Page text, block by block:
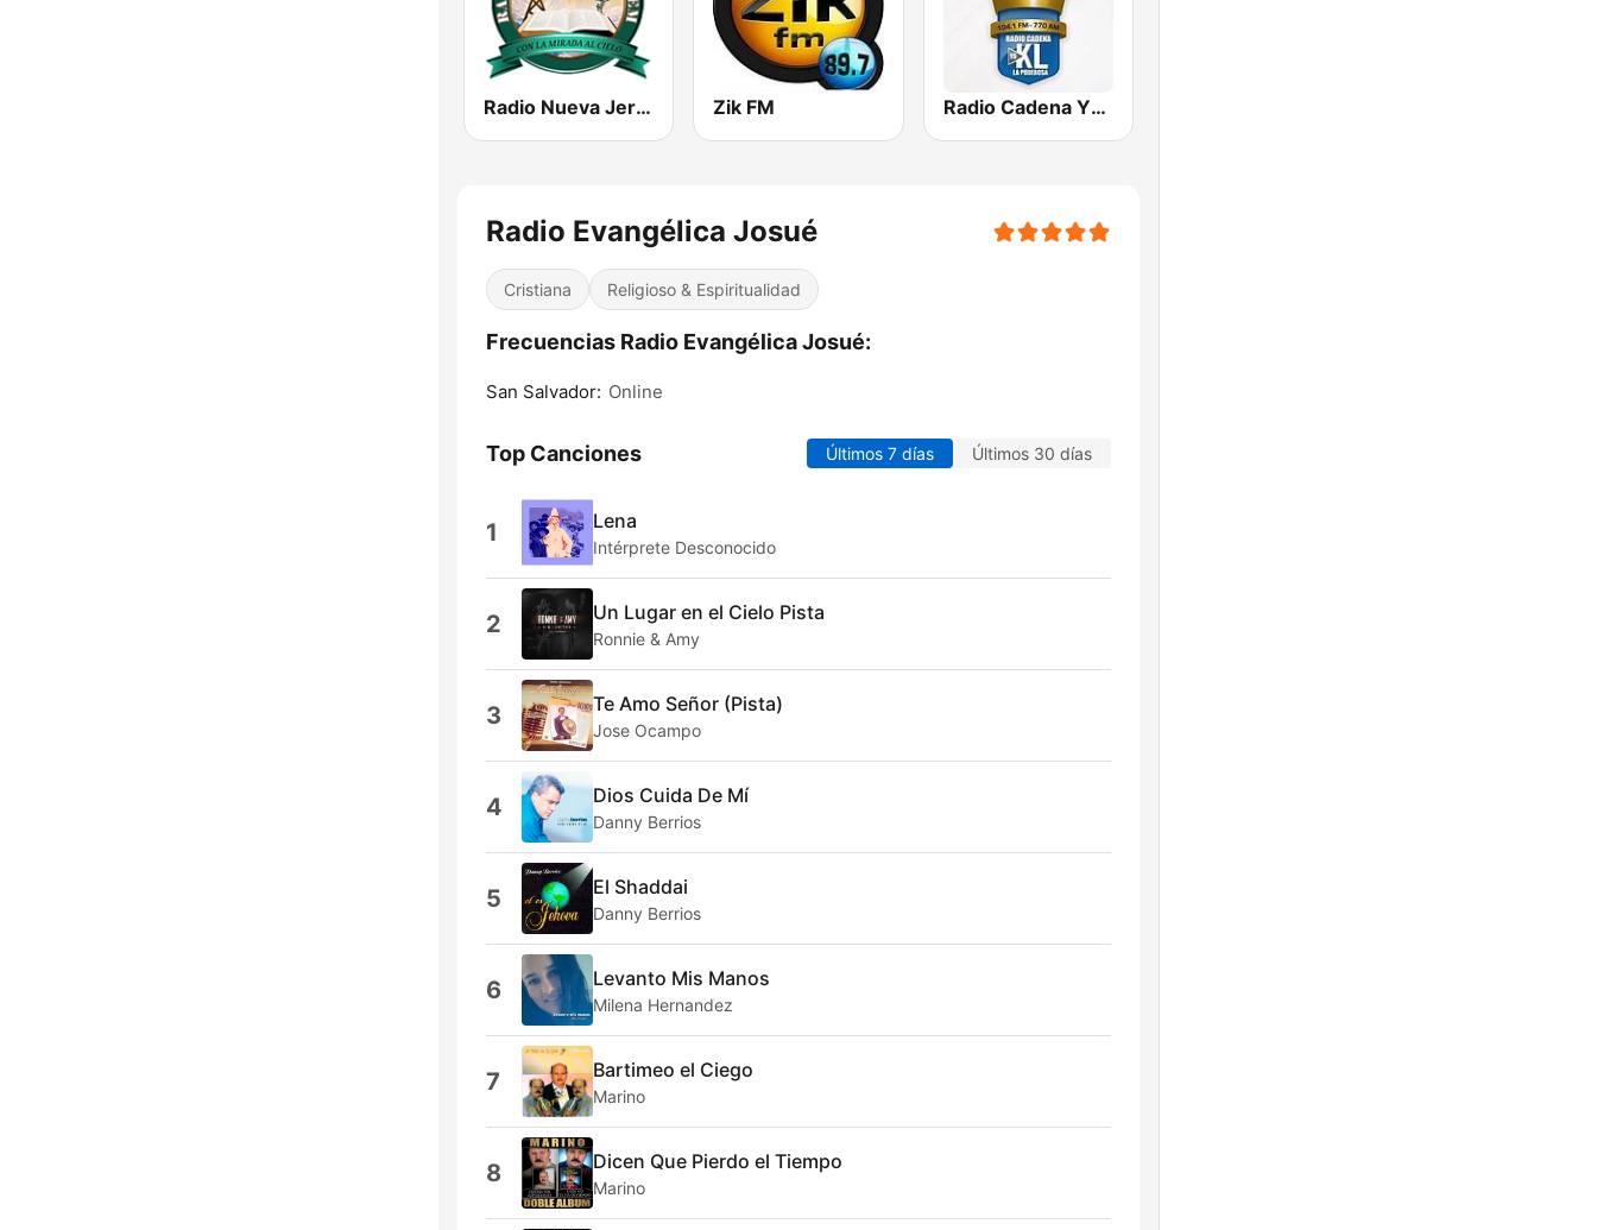
Radio Nueva Jerusalem Zik FM Radio Cadena YSKL La Poderosa
Radio Evangélica Josué
Cristiana Religioso & Espiritualidad
Frecuencias Radio Evangélica Josué:
San Salvador: Online
Top Canciones Últimos 7 días Últimos 30 días
1 Lena
Intérprete Desconocido
2 Un Lugar en el Cielo Pista
Ronnie & Amy
3 Te Amo Señor (Pista)
Jose Ocampo
4 Dios Cuida De Mí
Danny Berrios
5 El Shaddai
Danny Berrios
6 Levanto Mis Manos
Milena Hernandez
7 Bartimeo el Ciego
Marino
8 Dicen Que Pierdo el Tiempo
Marino